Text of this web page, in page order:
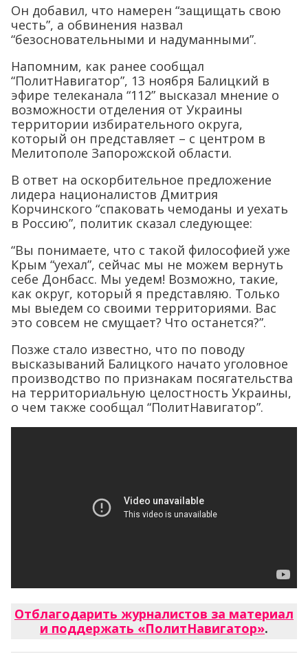
Он добавил, что намерен “защищать свою
честь”, а обвинения назвал
“безосновательными и надуманными”.
Напомним, как ранее сообщал
“ПолитНавигатор”, 13 ноября Балицкий в
эфире телеканала “112” высказал мнение о
возможности отделения от Украины
территории избирательного округа,
который он представляет – с центром в
Мелитополе Запорожской области.
В ответ на оскорбительное предложение
лидера националистов Дмитрия
Корчинского “спаковать чемоданы и уехать
в Россию”, политик сказал следующее:
“Вы понимаете, что с такой философией уже
Крым “уехал”, сейчас мы не можем вернуть
себе Донбасс. Мы уедем! Возможно, такие,
как округ, который я представляю. Только
мы выедем со своими территориями. Вас
это совсем не смущает? Что останется?”.
Позже стало известно, что по поводу
высказываний Балицкого начато уголовное
производство по признакам посягательства
на территориальную целостность Украины,
о чем также сообщал “ПолитНавигатор”.
Отблагодарить журналистов за материал
и поддержать «ПолитНавигатор».